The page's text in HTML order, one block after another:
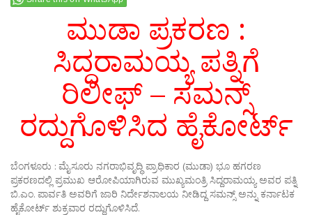
ಮುಡಾ ಪ್ರಕರಣ :
ಸಿದ್ದರಾಮಯ್ಯ ಪತ್ನಿಗೆ
ರಿಲೀಫ್ – ಸಮನ್ಸ್
ರದ್ದುಗೊಳಿಸಿದ ಹೈಕೋರ್ಟ್
ಬೆಂಗಳೂರು : ಮೈಸೂರು ನಗರಾಭಿವೃದ್ಧಿ ಪ್ರಾಧಿಕಾರ (ಮುಡಾ) ಭೂ ಹಗರಣ
ಪ್ರಕರಣದಲ್ಲಿ ಪ್ರಮುಖ ಆರೋಪಿಯಾಗಿರುವ ಮುಖ್ಯಮಂತ್ರಿ ಸಿದ್ದರಾಮಯ್ಯ ಅವರ ಪತ್ನಿ
ಬಿ.ಎಂ. ಪಾರ್ವತಿ ಅವರಿಗೆ ಜಾರಿ ನಿರ್ದೇಶನಾಲಯ ನೀಡಿದ್ದ ಸಮನ್ಸ್ ಅನ್ನು ಕರ್ನಾಟಕ
ಹೈಕೋರ್ಟ್ ಶುಕ್ರವಾರ ರದ್ದುಗೊಳಿಸಿದೆ.